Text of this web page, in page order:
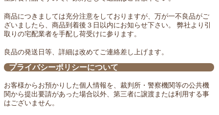
商品につきましては充分注意をしておりますが、万が一不良品がご
ざいましたら、商品到着後３日以内にお知らせ下さい。 弊社より引
取りの宅配業者を手配し荷受けに参ります。
良品の発送日等、詳細は改めてご連絡差し上げます。
プライバシーポリシーについて
お客様からお預かりした個人情報を、裁判所・警察機関等の公共機
関から提出要請があった場合以外、第三者に譲渡または利用する事
はございません。